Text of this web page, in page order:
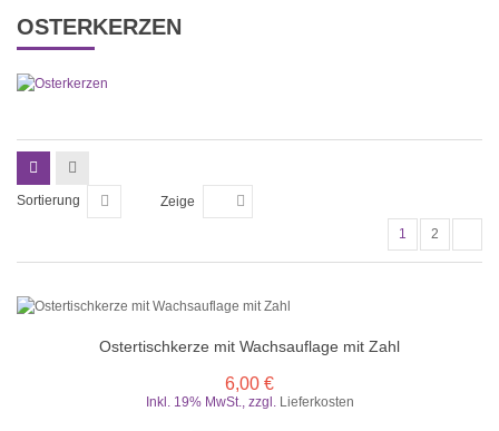
OSTERKERZEN
Sortierung Zeige
1 2
Ostertischkerze mit Wachsauflage mit Zahl
6,00 €
Inkl. 19% MwSt., zzgl. Lieferkosten